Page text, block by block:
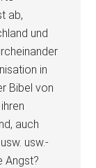
ab,
und
in
Bibel von
auch
usw.-
Angst?